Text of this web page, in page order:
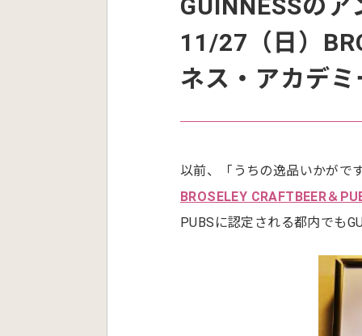
GUINNESSの
11/27（日）
ネス・アカデ
以前、「うちの逸品いかがで
BROSELEY CRAFTBEER＆
PUBSに認定される都内でも